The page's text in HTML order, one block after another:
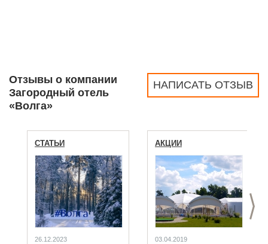
НАПИСАТЬ ОТЗЫВ
Отзывы о компании
Загородный отель
«Волга»
>
СТАТЬИ
26.12.2023
АКЦИИ
03.04.2019